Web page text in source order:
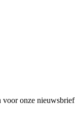
voor onze nieuwsbrief